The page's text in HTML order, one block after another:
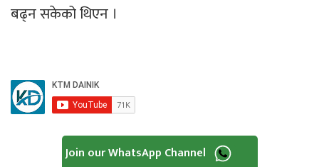
बढ्न सकेको थिएन ।
Join our WhatsApp Channel